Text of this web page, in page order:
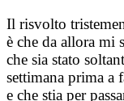
Il risvolto
è che da allora mi
che sia stato
settimana prima a
e che stia per